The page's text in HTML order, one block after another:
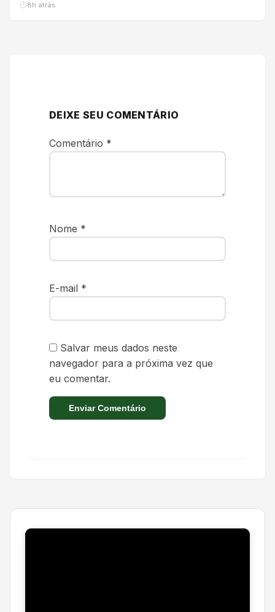
8h atrás
DEIXE SEU COMENTÁRIO
Comentário *
Nome *
E-mail *
Salvar meus dados neste
navegador para a próxima vez que
eu comentar.